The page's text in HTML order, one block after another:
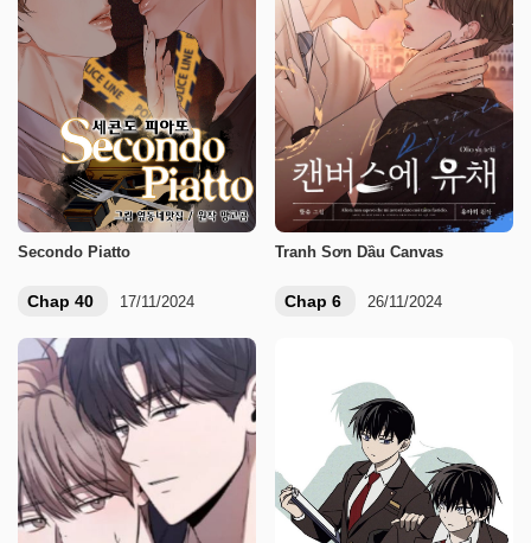
Secondo Piatto
Chap 40 17/11/2024
Tranh Sơn Dầu Canvas
Chap 6 26/11/2024